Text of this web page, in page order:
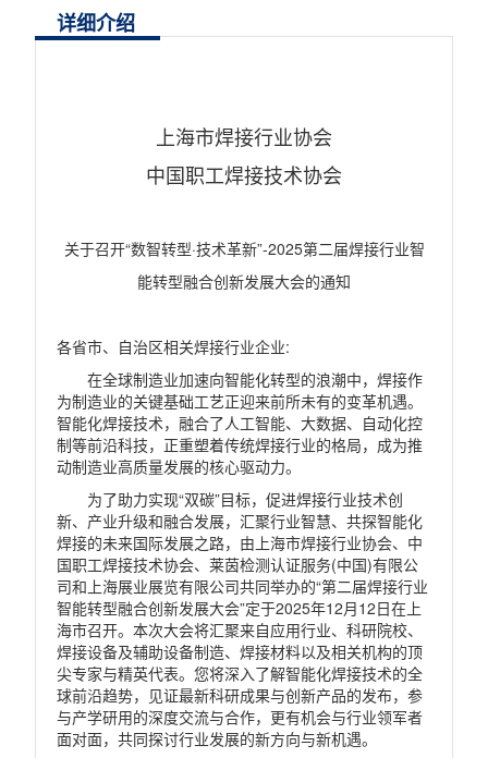
详细介绍
上海市焊接行业协会
中国职工焊接技术协会
关于召开“数智转型·技术革新”-2025第二届焊接行业智
能转型融合创新发展大会的通知
各省市、自治区相关焊接行业企业:
在全球制造业加速向智能化转型的浪潮中，焊接作
为制造业的关键基础工艺正迎来前所未有的变革机遇。
智能化焊接技术，融合了人工智能、大数据、自动化控
制等前沿科技，正重塑着传统焊接行业的格局，成为推
动制造业高质量发展的核心驱动力。
为了助力实现“双碳”目标，促进焊接行业技术创
新、产业升级和融合发展，汇聚行业智慧、共探智能化
焊接的未来国际发展之路，由上海市焊接行业协会、中
国职工焊接技术协会、莱茵检测认证服务(中国)有限公
司和上海展业展览有限公司共同举办的“第二届焊接行业
智能转型融合创新发展大会”定于2025年12月12日在上
海市召开。本次大会将汇聚来自应用行业、科研院校、
焊接设备及辅助设备制造、焊接材料以及相关机构的顶
尖专家与精英代表。您将深入了解智能化焊接技术的全
球前沿趋势，见证最新科研成果与创新产品的发布，参
与产学研用的深度交流与合作，更有机会与行业领军者
面对面，共同探讨行业发展的新方向与新机遇。